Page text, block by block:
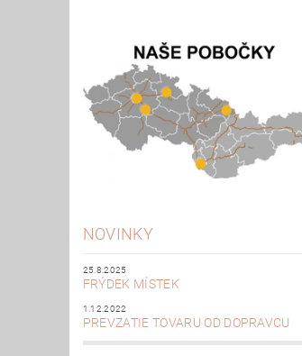
NOVINKY
25.8.2025
FRÝDEK MÍSTEK
1.12.2022
PREVZATIE TOVARU OD DOPRAVCU